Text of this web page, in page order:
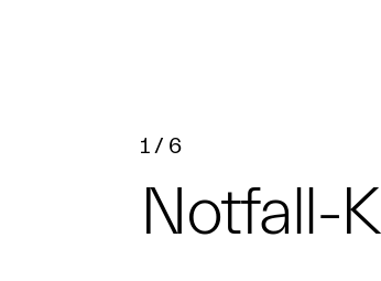
1 / 6
Notfall-